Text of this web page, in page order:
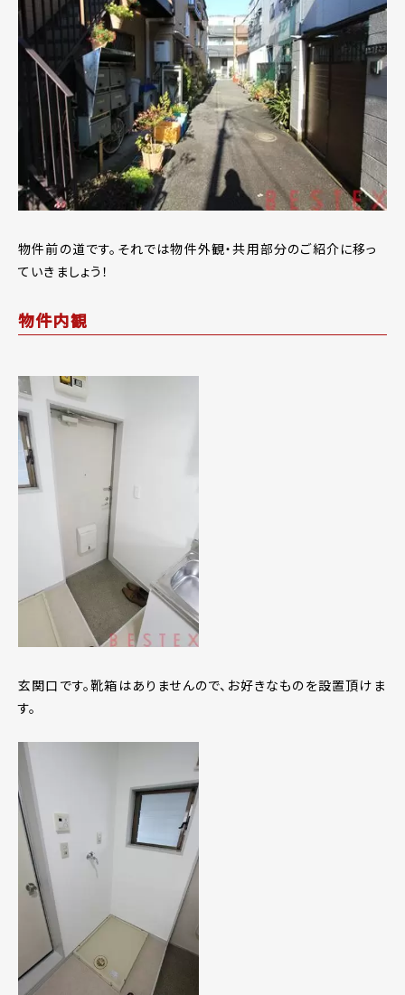
物件前の道です。それでは物件外観・共用部分のご紹介に移っ
ていきましょう！
物件内観
玄関口です。靴箱はありませんので、お好きなものを設置頂けま
す。